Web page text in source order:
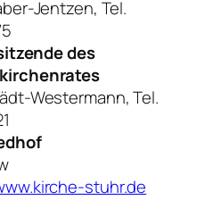
Jentzen, Tel.
des
Westermann, Tel.
stuhr.de